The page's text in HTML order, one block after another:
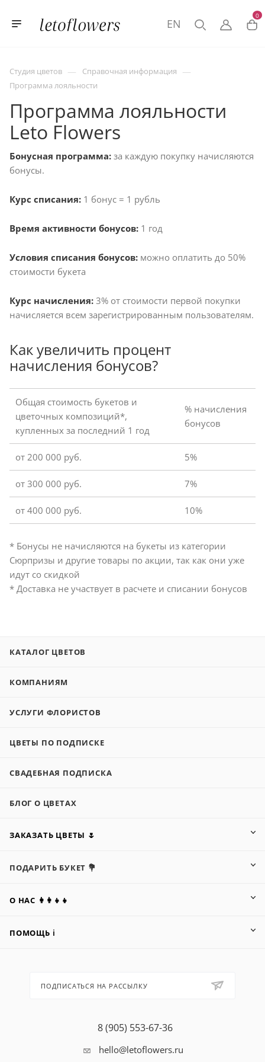
0
EN
Студия цветов — Справочная информация —
Программа лояльности
Программа лояльности
Leto Flowers
Бонусная программа: за каждую покупку начисляются
бонусы.
Курс списания: 1 бонус = 1 рубль
Время активности бонусов: 1 год
Условия списания бонусов: можно оплатить до 50%
стоимости букета
Курс начисления: 3% от стоимости первой покупки
начисляется всем зарегистрированным пользователям.
Как увеличить процент
начисления бонусов?
Общая стоимость букетов и
цветочных композиций*,
купленных за последний 1 год
% начисления
бонусов
от 200 000 руб. 5%
от 300 000 руб. 7%
от 400 000 руб. 10%
* Бонусы не начисляются на букеты из категории
Сюрпризы и другие товары по акции, так как они уже
идут со скидкой
* Доставка не участвует в расчете и списании бонусов
КАТАЛОГ ЦВЕТОВ
КОМПАНИЯМ
УСЛУГИ ФЛОРИСТОВ
ЦВЕТЫ ПО ПОДПИСКЕ
СВАДЕБНАЯ ПОДПИСКА
БЛОГ О ЦВЕТАХ
ЗАКАЗАТЬ ЦВЕТЫ 🌷
ПОДАРИТЬ БУКЕТ 💐
О НАС 👩‍👩‍👧‍👧
ПОМОЩЬ ℹ️
ПОДПИСАТЬСЯ НА РАССЫЛКУ
8 (905) 553-67-36
hello@letoflowers.ru